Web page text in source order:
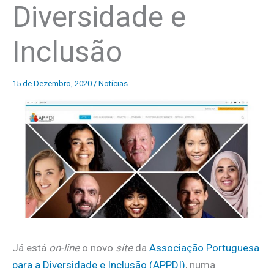
Diversidade e
Inclusão
15 de Dezembro, 2020 / Notícias
Já está on-lineo novo siteda Associação Portuguesa
para a Diversidade e Inclusão (APPDI), numa